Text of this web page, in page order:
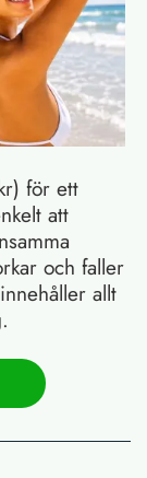
för ett
att
och faller
allt